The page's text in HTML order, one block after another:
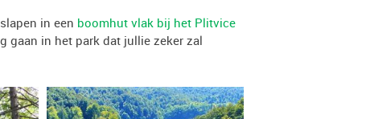
in een boomhut vlak bij het Plitvice
gaan in het park dat jullie zeker zal